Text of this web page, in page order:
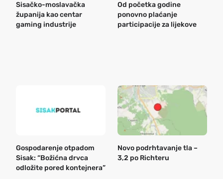
Sisačko-moslavačka
županija kao centar
gaming industrije
Od početka godine
ponovno plaćanje
participacije za lijekove
Gospodarenje otpadom
Sisak: “Božićna drvca
odložite pored kontejnera”
Novo podrhtavanje tla –
3,2 po Richteru